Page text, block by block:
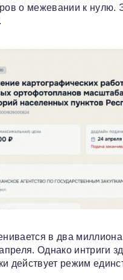
о межевании к
в два
Однако интриги
действует режим